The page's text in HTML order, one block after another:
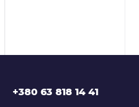
+380 63 818 14 41